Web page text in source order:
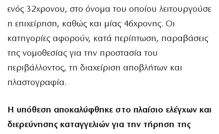
ενός 32χρονου, στο όνομα του οποίου λειτουργούσε
η επιχείρηση, καθώς και μίας 46χρονης. Οι
κατηγορίες αφορούν, κατά περίπτωση, παραβάσεις
της νομοθεσίας για την προστασία του
περιβάλλοντος, τη διαχείριση αποβλήτων και
πλαστογραφία.
Η υπόθεση αποκαλύφθηκε στο πλαίσιο ελέγχων και
διερεύνησης καταγγελιών για την τήρηση της